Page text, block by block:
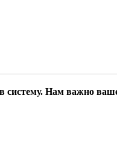
систему. Нам важно